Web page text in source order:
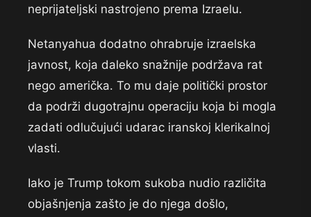
neprijateljski nastrojeno prema Izraelu.
Netanyahua dodatno ohrabruje izraelska
javnost, koja daleko snažnije podržava rat
nego američka. To mu daje politički prostor
da podrži dugotrajnu operaciju koja bi mogla
zadati odlučujući udarac iranskoj klerikalnoj
vlasti.
Iako je Trump tokom sukoba nudio različita
objašnjenja zašto je do njega došlo,